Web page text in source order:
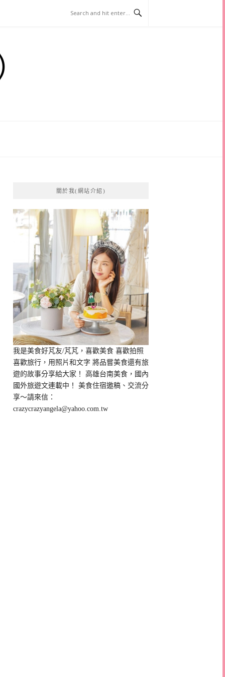
關於我(網站介紹)
我是美食好芃友/芃芃，喜歡美食 喜歡拍照
喜歡旅行，用照片和文字 將品嘗美食還有旅
遊的故事分享給大家！ 高雄台南美食，國內
國外旅遊文連載中！ 美食住宿邀稿、交流分
享～請來信：
crazycrazyangela@yahoo.com.tw